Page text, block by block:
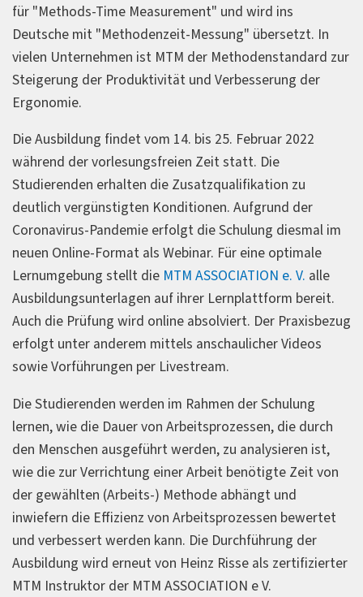
für "Methods-Time Measurement" und wird ins
Deutsche mit "Methodenzeit-Messung" übersetzt. In
vielen Unternehmen ist MTM der Methodenstandard zur
Steigerung der Produktivität und Verbesserung der
Ergonomie.
Die Ausbildung findet vom 14. bis 25. Februar 2022
während der vorlesungsfreien Zeit statt. Die
Studierenden erhalten die Zusatzqualifikation zu
deutlich vergünstigten Konditionen. Aufgrund der
Coronavirus-Pandemie erfolgt die Schulung diesmal im
neuen Online-Format als Webinar. Für eine optimale
Lernumgebung stellt die MTM ASSOCIATION e. V. alle
Ausbildungsunterlagen auf ihrer Lernplattform bereit.
Auch die Prüfung wird online absolviert. Der Praxisbezug
erfolgt unter anderem mittels anschaulicher Videos
sowie Vorführungen per Livestream.
Die Studierenden werden im Rahmen der Schulung
lernen, wie die Dauer von Arbeitsprozessen, die durch
den Menschen ausgeführt werden, zu analysieren ist,
wie die zur Verrichtung einer Arbeit benötigte Zeit von
der gewählten (Arbeits-) Methode abhängt und
inwiefern die Effizienz von Arbeitsprozessen bewertet
und verbessert werden kann. Die Durchführung der
Ausbildung wird erneut von Heinz Risse als zertifizierter
MTM Instruktor der MTM ASSOCIATION e V.